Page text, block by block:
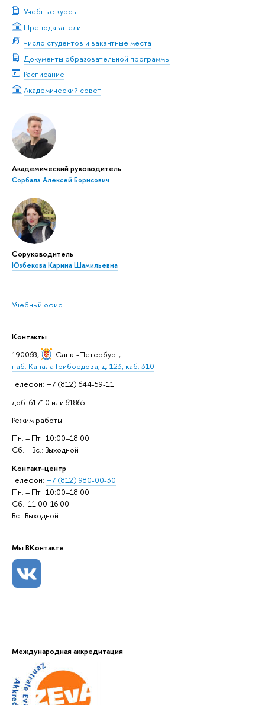
Учебные курсы
Преподаватели
Число студентов и вакантные места
Документы образовательной программы
Расписание
Академический совет
Академический руководитель
Сорбалэ Алексей Борисович
Соруководитель
Юзбекова Карина Шамильевна
Учебный офис
Контакты
190068,
Санкт-Петербург,
наб. Канала Грибоедова, д. 123, каб. 310
Телефон: +7 (812) 644-59-11
доб. 61710 или 61865
Режим работы:
Пн. – Пт.: 10:00–18:00
Сб. – Вс.: Выходной
Контакт-центр
Телефон: +7 (812) 980-00-30
Пн. – Пт.: 10:00–18:00
Сб.: 11:00-16:00
Вс.: Выходной
Мы ВКонтакте
Международная аккредитация